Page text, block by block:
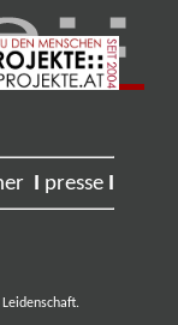
I presse I